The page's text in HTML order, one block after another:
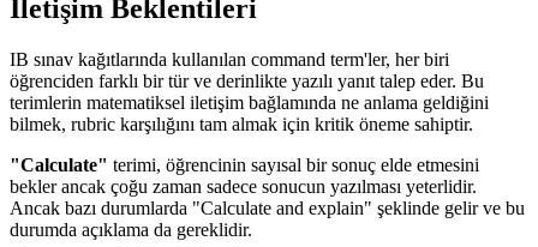
İletişim Beklentileri
IB sınav kağıtlarında kullanılan command term'ler, her biri
öğrenciden farklı bir tür ve derinlikte yazılı yanıt talep eder. Bu
terimlerin matematiksel iletişim bağlamında ne anlama geldiğini
bilmek, rubric karşılığını tam almak için kritik öneme sahiptir.
"Calculate" terimi, öğrencinin sayısal bir sonuç elde etmesini
bekler ancak çoğu zaman sadece sonucun yazılması yeterlidir.
Ancak bazı durumlarda "Calculate and explain" şeklinde gelir ve bu
durumda açıklama da gereklidir.